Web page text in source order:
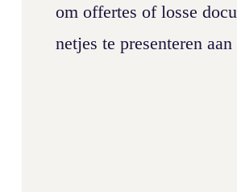
om offertes of losse
netjes te presenteren